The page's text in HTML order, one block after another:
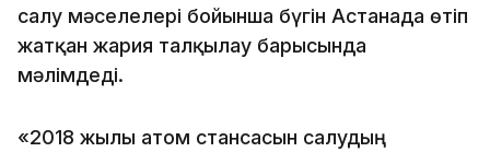
салу мәселелері бойынша бүгін Астанада өтіп
жатқан жария талқылау барысында
мәлімдеді.
«2018 жылы атом стансасын салудың